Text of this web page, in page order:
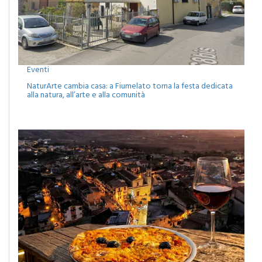
Eventi
NaturArte cambia casa: a Fiumelato torna la festa dedicata